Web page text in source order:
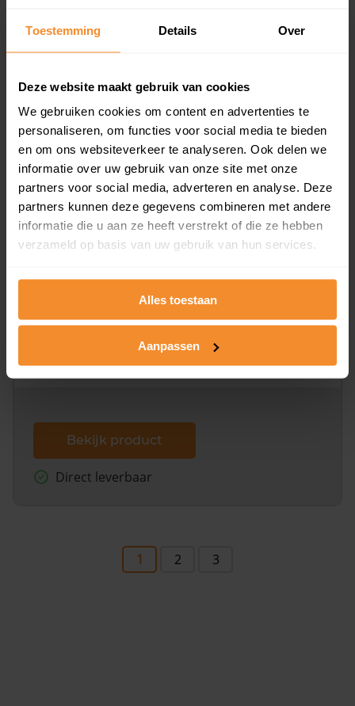
Toestemming Details Over
Deze website maakt gebruik van cookies
We gebruiken cookies om content en advertenties te
personaliseren, om functies voor social media te bieden
en om ons websiteverkeer te analyseren. Ook delen we
informatie over uw gebruik van onze site met onze
partners voor social media, adverteren en analyse. Deze
partners kunnen deze gegevens combineren met andere
informatie die u aan ze heeft verstrekt of die ze hebben
verzameld op basis van uw gebruik van hun services.
Alles toestaan
Aanpassen
en koopdatum) binnen een postcodegebied. Dit
koopsommen.
Bekijk product
Direct leverbaar
Kadastrale kaart pakket
Alleen globale ligging perceel
omliggende percelen met de kadastrale erfgrenzen,
Bekijk product
Direct leverbaar
1 2 3